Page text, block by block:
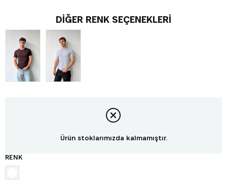
DIĞER RENK SEÇENEKLERI
Ürün stoklarımızda kalmamıştır.
RENK